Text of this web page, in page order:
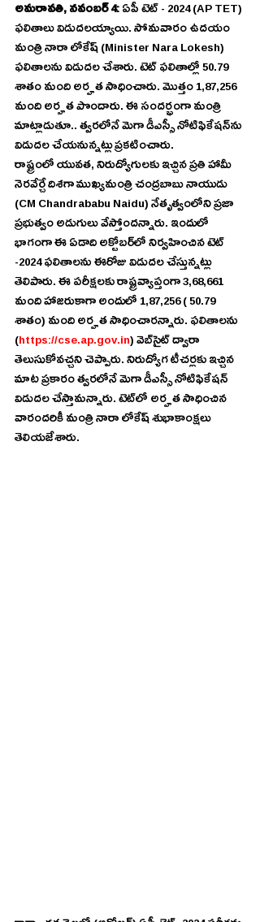
అమరావతి, నవంబర్ 4: ఏపీ టెట్ - 2024 (AP TET)
ఫలితాలు విడుదలయ్యాయి. సోమవారం ఉదయం
మంత్రి నారా లోకేష్ (Minister Nara Lokesh)
ఫలితాలను విడుదల చేశారు. టెట్ ఫలితాల్లో 50.79
శాతం మంది అర్హత సాధించారు. మొత్తం 1,87,256
మంది అర్హత పొందారు. ఈ సందర్భంగా మంత్రి
మాట్లాడుతూ.. త్వరలోనే మెగా డీఎస్సీ నోటిఫికేషన్‌ను
విడుదల చేయనున్నట్లు ప్రకటించారు.
రాష్ట్రంలో యువత, నిరుద్యోగులకు ఇచ్చిన ప్రతి హామీ
నెరవేర్చే దిశగా ముఖ్యమంత్రి చంద్రబాబు నాయుడు
(CM Chandrababu Naidu) నేతృత్వంలోని ప్రజా
ప్రభుత్వం అడుగులు వేస్తోందన్నారు. ఇందులో
భాగంగా ఈ ఏడాది అక్టోబర్‌లో నిర్వహించిన టెట్
-2024 ఫలితాలను ఈరోజు విడుదల చేస్తున్నట్లు
తెలిపారు. ఈ పరీక్షలకు రాష్ట్రవ్యాప్తంగా 3,68,661
మంది హాజరుకాగా అందులో 1,87,256 ( 50.79
శాతం) మంది అర్హత సాధించారన్నారు. ఫలితాలను
(https://cse.ap.gov.in) వెబ్‌సైట్ ద్వారా
తెలుసుకోవచ్చని చెప్పారు. నిరుద్యోగ టీచర్లకు ఇచ్చిన
మాట ప్రకారం త్వరలోనే మెగా డీఎస్సీ నోటిఫికేషన్
విడుదల చేస్తామన్నారు. టెట్‌లో అర్హత సాధించిన
వారందరికీ మంత్రి నారా లోకేష్ శుభాకాంక్షలు
తెలియజేశారు.